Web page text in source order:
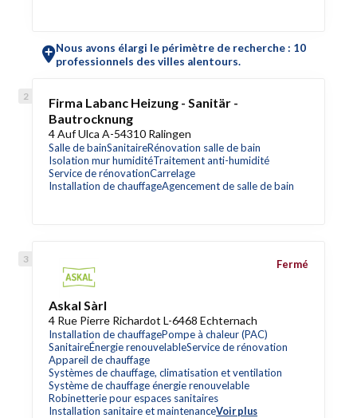
Nous avons élargi le périmètre de recherche : 10
professionnels des villes alentours.
Firma Labanc Heizung - Sanitär -
Bautrocknung
4 Auf Ulca A-54310 Ralingen
Salle de bainSanitaireRénovation salle de bain
Isolation mur humiditéTraitement anti-humidité
Service de rénovationCarrelage
Installation de chauffageAgencement de salle de bain
Askal Sàrl
4 Rue Pierre Richardot L-6468 Echternach
Installation de chauffagePompe à chaleur (PAC)
SanitaireÉnergie renouvelableService de rénovation
Appareil de chauffage
Systèmes de chauffage, climatisation et ventilation
Système de chauffage énergie renouvelable
Robinetterie pour espaces sanitaires
Installation sanitaire et maintenanceVoir plus
Fermé